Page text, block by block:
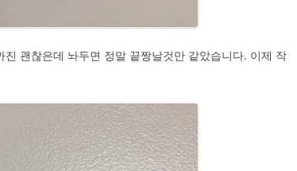
괜찮은데 놔두면 정말 끝짱날것만 같았습니다. 이제 작